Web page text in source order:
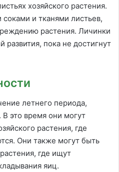
хозяйского растения.
и тканями листьев,
растения. Личинки
развития, пока не достигнут
летнего периода,
это время они могут
растения, где
Они также могут быть
где ищут
яиц.